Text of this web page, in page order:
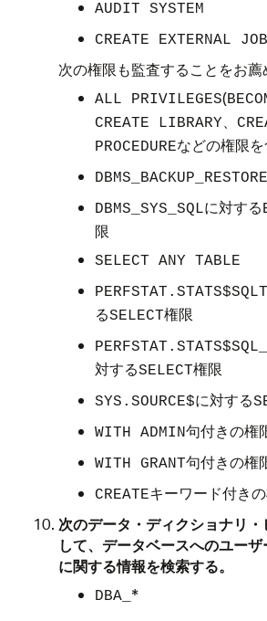
AUDIT SYSTEM
CREATE EXTERNAL JOB
次の権限も監査することをお薦
ALL PRIVILEGES(
CREATE LIBRARY
PROCEDUREなどの権限
DBMS_BACKUP_RESTORE
DBMS_SYS_SQLに対する
限
SELECT ANY TABLE
るSELECT権限
対するSELECT権限
SYS.SOURCE$に対する
WITH ADMIN句付きの権
WITH GRANT句付きの権
CREATEキーワード付き
次のデータ・ディクショナリ
して、データベースへのユー
に関する情報を検索する。
DBA_ *